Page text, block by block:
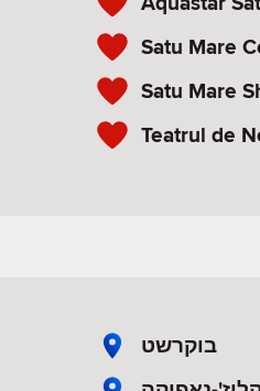
Satu Mare
Satu Mare
Teatrul de
בוקרשט